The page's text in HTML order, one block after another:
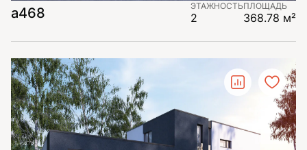
а468 ЭТАЖНОСТЬ
2
ПЛОЩАДЬ
368.78 м²